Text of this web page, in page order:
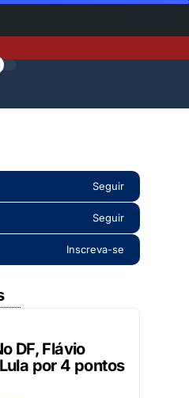
Seguir
Seguir
Inscreva-se
DF, Flávio
por 4 pontos